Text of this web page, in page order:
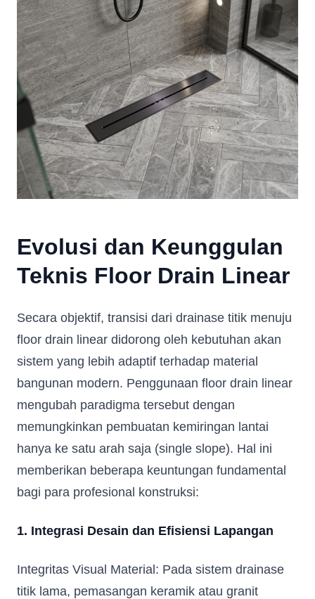
Evolusi dan Keunggulan
Teknis Floor Drain Linear
Secara objektif, transisi dari drainase titik menuju
floor drain linear didorong oleh kebutuhan akan
sistem yang lebih adaptif terhadap material
bangunan modern. Penggunaan floor drain linear
mengubah paradigma tersebut dengan
memungkinkan pembuatan kemiringan lantai
hanya ke satu arah saja (single slope). Hal ini
memberikan beberapa keuntungan fundamental
bagi para profesional konstruksi:
1. Integrasi Desain dan Efisiensi Lapangan
Integritas Visual Material: Pada sistem drainase
titik lama, pemasangan keramik atau granit